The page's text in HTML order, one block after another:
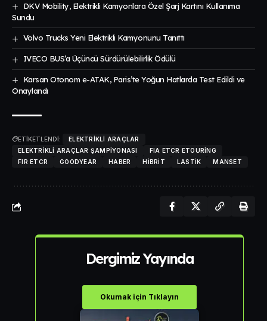
DKV Mobility, Elektrikli Kamyonlara Özel Şarj Kartını Kullanıma
Sundu
Volvo Trucks Yeni Elektrikli Kamyonunu Tanıttı
IVECO BUS’a Üçüncü Sürdürülebilirlik Ödülü
Karsan Otonom e-ATAK, Paris’te Yoğun Hatlarda Test Edildi ve
Onaylandı
ETİKETLENDİ:
ELEKTRIKLI ARAÇLAR
ELEKTRIKLI ARAÇLAR ŞAMPIYONASI
FIA ETCR ETOURING
FIR ETCR
GOODYEAR HABER HIBRIT LASTIK MANSET
Dergimiz Yayında
Okumak için Tıklayın